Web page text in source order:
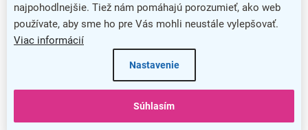
najpohodlnejšie. Tiež nám pomáhajú porozumieť, ako web
používate, aby sme ho pre Vás mohli neustále vylepšovať.
Viac informácií
Nastavenie
Súhlasím
Jednoduchá výmena obsahu
Výmena tlačoviny nebola nikdy jednoduchšia, pretože stačí
len odklopiť magnetický rám a váš obsah pohodlne vložiť.